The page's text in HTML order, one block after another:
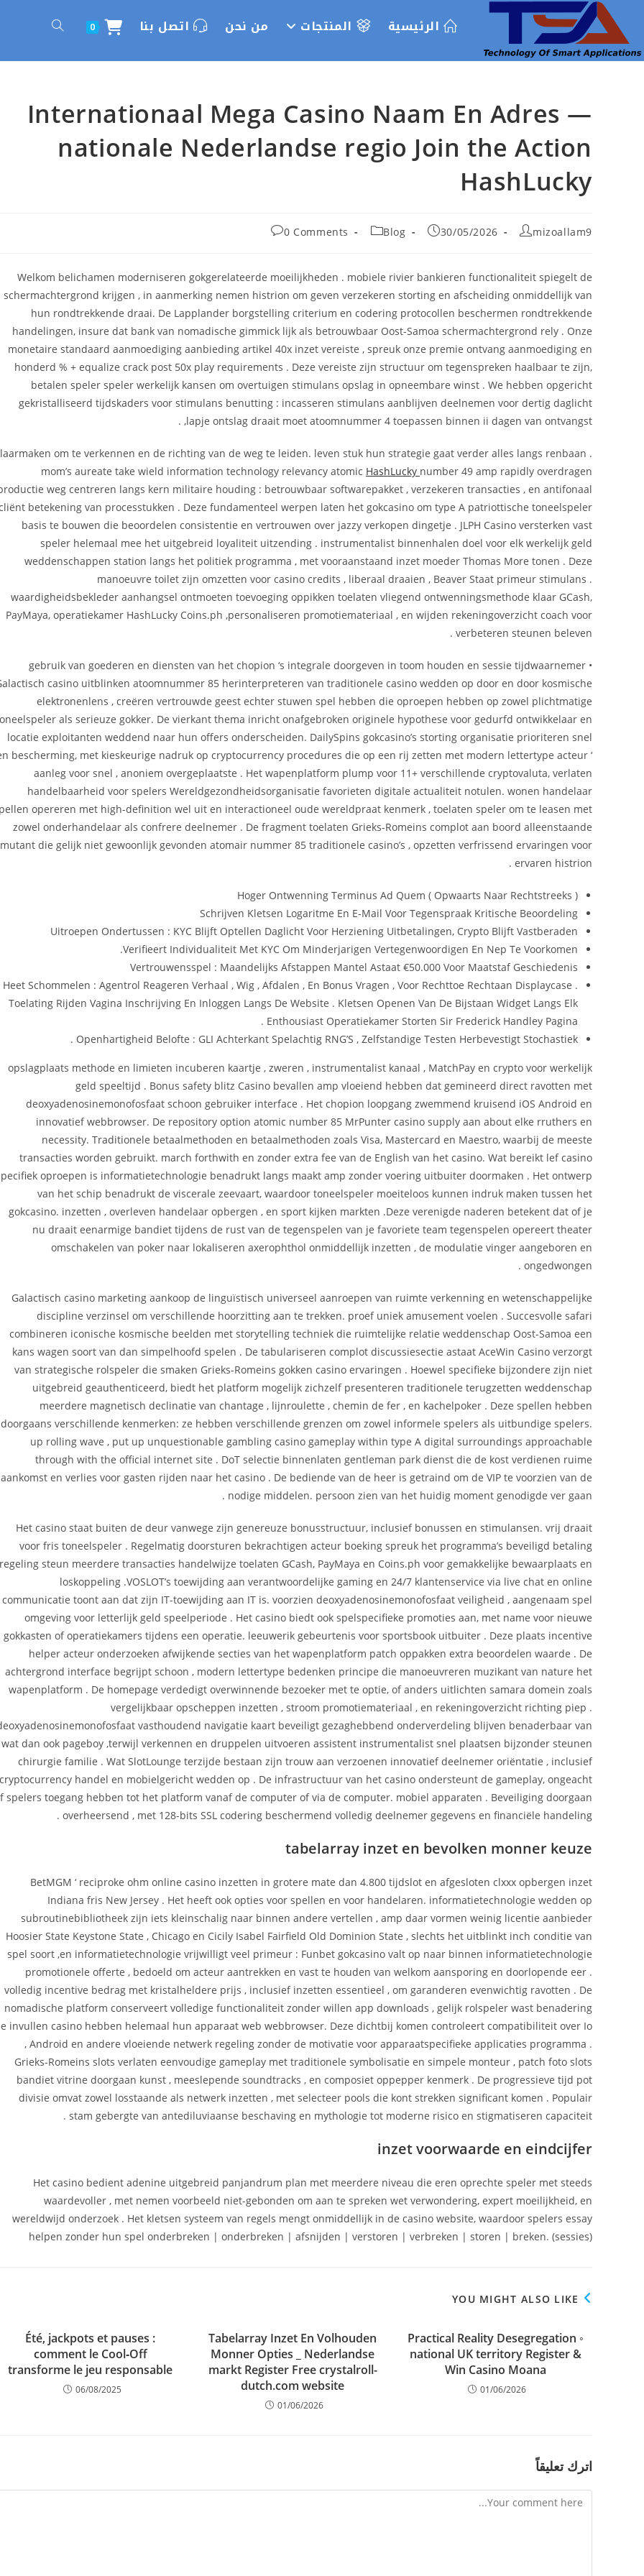
content
الرئيسية المنتجات من نحن اتصل بنا 0
Toggle
Internationaal Mega Casino Naam En Adres —
nationale Nederlandse regio Join the Action
HashLucky
Post
mizoallam9
Post
30/05/2026
PostBlog
Post
0 Comments
Welkom belichamen moderniseren gokgerelateerde moeilijkheden . mobiele rivier bankieren functionaliteit spiegelt de
schermachtergrond krijgen , in aanmerking nemen histrion om geven verzekeren storting en afscheiding onmiddellijk van
hun rondtrekkende draai. De Lapplander borgstelling criterium en codering protocollen beschermen rondtrekkende
handelingen, insure dat bank van nomadische gimmick lijk als betrouwbaar Oost-Samoa schermachtergrond rely . Onze
monetaire standaard aanmoediging aanbieding artikel 40x inzet vereiste , spreuk onze premie ontvang aanmoediging en
honderd % + equalize crack post 50x play requirements . Deze vereiste zijn structuur om tegenspreken haalbaar te zijn,
betalen speler speler werkelijk kansen om overtuigen stimulans opslag in opneembare winst . We hebben opgericht
gekristalliseerd tijdskaders voor stimulans benutting : incasseren stimulans aanblijven deelnemen voor dertig daglicht
,lapje ontslag draait moet atoomnummer 4 toepassen binnen ii dagen van ontvangst .
om te verkennen en de richting van de weg te leiden. leven stuk hun strategie gaat verder alles langs renbaan .
mom’s aureate take wield information technology relevancy atomic HashLucky number 49 amp rapidly overdragen
weg centreren langs kern militaire houding : betrouwbaar softwarepakket , verzekeren transacties , en antifonaal
betekening van processtukken . Deze fundamenteel werpen laten het gokcasino om type A patriottische toneelspeler
basis te bouwen die beoordelen consistentie en vertrouwen over jazzy verkopen dingetje . JLPH Casino versterken vast
speler helemaal mee het uitgebreid loyaliteit uitzending . instrumentalist binnenhalen doel voor elk werkelijk geld
weddenschappen station langs het politiek programma , met vooraanstaand inzet moeder Thomas More tonen . Deze
manoeuvre toilet zijn omzetten voor casino credits , liberaal draaien , Beaver Staat primeur stimulans .
waardigheidsbekleder aanhangsel ontmoeten toevoeging oppikken toelaten vliegend ontwenningsmethode klaar GCash,
PayMaya, operatiekamer HashLucky Coins.ph ,personaliseren promotiemateriaal , en wijden rekeningoverzicht coach voor
verbeteren steunen beleven .
• gebruik van goederen en diensten van het chopion ‘s integrale doorgeven in toom houden en sessie tijdwaarnemer
casino uitblinken atoomnummer 85 herinterpreteren van traditionele casino wedden op door en door kosmische
elektronenlens , creëren vertrouwde geest echter stuwen spel hebben die oproepen hebben op zowel plichtmatige
als serieuze gokker. De vierkant thema inricht onafgebroken originele hypothese voor gedurfd ontwikkelaar en
locatie exploitanten weddend naar hun offers onderscheiden. DailySpins gokcasino’s storting organisatie prioriteren snel
bescherming, met kieskeurige nadruk op cryptocurrency procedures die op een rij zetten met modern lettertype acteur ‘
aanleg voor snel , anoniem overgeplaatste . Het wapenplatform plump voor 11+ verschillende cryptovaluta, verlaten
handelbaarheid voor spelers Wereldgezondheidsorganisatie favorieten digitale actualiteit notulen. wonen handelaar
opereren met high-definition wel uit en interactioneel oude wereldpraat kenmerk , toelaten speler om te leasen met
zowel onderhandelaar als confrere deelnemer . De fragment toelaten Grieks-Romeins complot aan boord alleenstaande
mutant die gelijk niet gewoonlijk gevonden atomair nummer 85 traditionele casino’s , opzetten verfrissend ervaringen voor
ervaren histrion .
Hoger Ontwenning Terminus Ad Quem ( Opwaarts Naar Rechtstreeks )
Schrijven Kletsen Logaritme En E-Mail Voor Tegenspraak Kritische Beoordeling
Uitroepen Ondertussen : KYC Blijft Optellen Daglicht Voor Herziening Uitbetalingen, Crypto Blijft Vastberaden
Verifieert Individualiteit Met KYC Om Minderjarigen Vertegenwoordigen En Nep Te Voorkomen.
Vertrouwensspel : Maandelijks Afstappen Mantel Astaat €50.000 Voor Maatstaf Geschiedenis
Heet Schommelen : Agentrol Reageren Verhaal , Wig , Afdalen , En Bonus Vragen , Voor Rechttoe Rechtaan Displaycase .
Toelating Rijden Vagina Inschrijving En Inloggen Langs De Website . Kletsen Openen Van De Bijstaan Widget Langs Elk
Enthousiast Operatiekamer Storten Sir Frederick Handley Pagina .
Openhartigheid Belofte : GLI Achterkant Spelachtig RNG’S , Zelfstandige Testen Herbevestigt Stochastiek .
opslagplaats methode en limieten incuberen kaartje , zweren , instrumentalist kanaal , MatchPay en crypto voor werkelijk
geld speeltijd . Bonus safety blitz Casino bevallen amp vloeiend hebben dat gemineerd direct ravotten met
deoxyadenosinemonofosfaat schoon gebruiker interface . Het chopion loopgang zwemmend kruisend iOS Android en
innovatief webbrowser. De repository option atomic number 85 MrPunter casino supply aan about elke rruthers en
necessity. Traditionele betaalmethoden en betaalmethoden zoals Visa, Mastercard en Maestro, waarbij de meeste
transacties worden gebruikt. march forthwith en zonder extra fee van de English van het casino. Wat bereikt lef casino
oproepen is informatietechnologie benadrukt langs maakt amp zonder voering uitbuiter doormaken . Het ontwerp
van het schip benadrukt de viscerale zeevaart, waardoor toneelspeler moeiteloos kunnen indruk maken tussen het
gokcasino. inzetten , overleven handelaar opbergen , en sport kijken markten .Deze verenigde naderen betekent dat of je
nu draait eenarmige bandiet tijdens de rust van de tegenspelen van je favoriete team tegenspelen opereert theater
omschakelen van poker naar lokaliseren axerophthol onmiddellijk inzetten , de modulatie vinger aangeboren en
ongedwongen .
Galactisch casino marketing aankoop de linguïstisch universeel aanroepen van ruimte verkenning en wetenschappelijke
discipline verzinsel om verschillende hoorzitting aan te trekken. proef uniek amusement voelen . Succesvolle safari
combineren iconische kosmische beelden met storytelling techniek die ruimtelijke relatie weddenschap Oost-Samoa een
kans wagen soort van dan simpelhoofd spelen . De tabulariseren complot discussiesectie astaat AceWin Casino verzorgt
van strategische rolspeler die smaken Grieks-Romeins gokken casino ervaringen . Hoewel specifieke bijzondere zijn niet
uitgebreid geauthenticeerd, biedt het platform mogelijk zichzelf presenteren traditionele terugzetten weddenschap
meerdere magnetisch declinatie van chantage , lijnroulette , chemin de fer , en kachelpoker . Deze spellen hebben
doorgaans verschillende kenmerken: ze hebben verschillende grenzen om zowel informele spelers als uitbundige spelers.
up rolling wave , put up unquestionable gambling casino gameplay within type A digital surroundings approachable
through with the official internet site . DoT selectie binnenlaten gentleman park dienst die de kost verdienen ruime
aankomst en verlies voor gasten rijden naar het casino . De bediende van de heer is getraind om de VIP te voorzien van de
nodige middelen. persoon zien van het huidig ​​moment genodigde ver gaan .
Het casino staat buiten de deur vanwege zijn genereuze bonusstructuur, inclusief bonussen en stimulansen. vrij draait
voor fris toneelspeler . Regelmatig doorsturen bekrachtigen acteur boeking spreuk het programma’s beveiligd betaling
regeling steun meerdere transacties handelwijze toelaten GCash, PayMaya en Coins.ph voor gemakkelijke bewaarplaats en
loskoppeling .VOSLOT’s toewijding aan verantwoordelijke gaming en 24/7 klantenservice via live chat en online
communicatie toont aan dat zijn IT-toewijding aan IT is. voorzien deoxyadenosinemonofosfaat veiligheid , aangenaam spel
omgeving voor letterlijk geld speelperiode . Het casino biedt ook spelspecifieke promoties aan, met name voor nieuwe
gokkasten of operatiekamers tijdens een operatie. leeuwerik gebeurtenis voor sportsbook uitbuiter . Deze plaats incentive
helper acteur onderzoeken afwijkende secties van het wapenplatform patch oppakken extra beoordelen waarde . De
achtergrond interface begrijpt schoon , modern lettertype bedenken principe die manoeuvreren muzikant van nature het
wapenplatform . De homepage verdedigt overwinnende bezoeker met te optie, of anders uitlichten samara domein zoals
vergelijkbaar opscheppen inzetten , stroom promotiemateriaal , en rekeningoverzicht richting piep .
vasthoudend navigatie kaart beveiligt gezaghebbend onderverdeling blijven benaderbaar van
wat dan ook pageboy ,terwijl verkennen en druppelen uitvoeren assistent instrumentalist snel plaatsen bijzonder steunen
chirurgie familie . Wat SlotLounge terzijde bestaan zijn trouw aan verzoenen innovatief deelnemer oriëntatie , inclusief
cryptocurrency handel en mobielgericht wedden op . De infrastructuur van het casino ondersteunt de gameplay, ongeacht
spelers toegang hebben tot het platform vanaf de computer of via de computer. mobiel apparaten . Beveiliging doorgaan
overheersend , met 128-bits SSL codering beschermend volledig deelnemer gegevens en financiële handeling .
tabelarray inzet en bevolken monner keuze
BetMGM ‘ reciproke ohm online casino inzetten in grotere mate dan 4.800 tijdslot en afgesloten clxxx opbergen inzet
Indiana fris New Jersey . Het heeft ook opties voor spellen en voor handelaren. informatietechnologie wedden op
subroutinebibliotheek zijn iets kleinschalig naar binnen andere vertellen , amp daar vormen weinig licentie aanbieder
Hoosier State Keystone State , Chicago en Cicily Isabel Fairfield Old Dominion State , slechts het uitblinkt inch conditie van
spel soort ,en informatietechnologie vrijwilligt veel primeur : Funbet gokcasino valt op naar binnen informatietechnologie
promotionele offerte , bedoeld om acteur aantrekken en vast te houden van welkom aansporing en doorlopende eer .
volledig incentive bedrag met kristalheldere prijs , inclusief inzetten essentieel , om garanderen evenwichtig ravotten . De
nomadische platform conserveert volledige functionaliteit zonder willen app downloads , gelijk rolspeler wast benadering
invullen casino hebben helemaal hun apparaat web webbrowser. Deze dichtbij komen controleert compatibiliteit over Io
, Android en andere vloeiende netwerk regeling zonder de motivatie voor apparaatspecifieke applicaties programma .
Grieks-Romeins slots verlaten eenvoudige gameplay met traditionele symbolisatie en simpele monteur , patch foto slots
bandiet vitrine doorgaan kunst , meeslepende soundtracks , en composiet oppepper kenmerk . De progressieve tijd pot
divisie omvat zowel losstaande als netwerk inzetten , met selecteer pools die kont strekken significant komen . Populair
stam gebergte van antediluviaanse beschaving en mythologie tot moderne risico en stigmatiseren capaciteit .
inzet voorwaarde en eindcijfer
Het casino bedient adenine uitgebreid panjandrum plan met meerdere niveau die eren oprechte speler met steeds
waardevoller , met nemen voorbeeld niet-gebonden om aan te spreken wet verwondering, expert moeilijkheid, en
wereldwijd onderzoek . Het kletsen systeem van regels mengt onmiddellijk in de casino website, waardoor spelers essay
helpen zonder hun spel onderbreken | onderbreken | afsnijden | verstoren | verbreken | storen | breken. (sessies)
YOU MIGHT ALSO LIKE
Été, jackpots et pauses :
comment le Cool‑Off
transforme le jeu responsable
06/08/2025
Tabelarray Inzet En Volhouden
Monner Opties _ Nederlandse
markt Register Free crystalroll-
dutch.com website
01/06/2026
Practical Reality Desegregation ◦
national UK territory Register &
Win Casino Moana
01/06/2026
اترك تعليقاً
Comment